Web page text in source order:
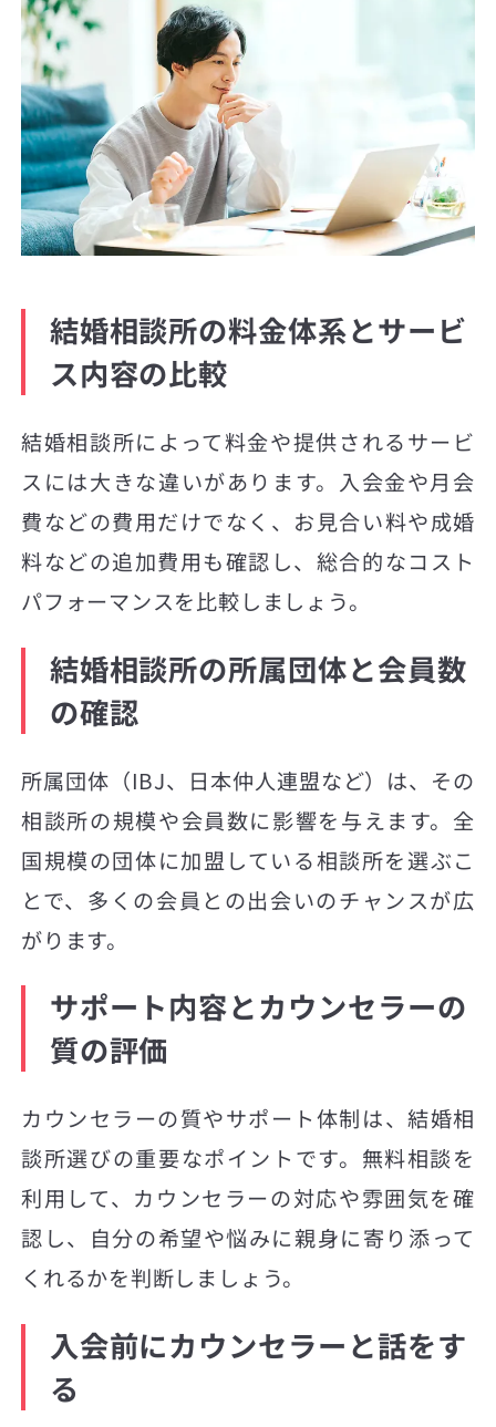
結婚相談所の料金体系とサービ
ス内容の比較
結婚相談所によって料金や提供されるサービ
スには大きな違いがあります。入会金や月会
費などの費用だけでなく、お見合い料や成婚
料などの追加費用も確認し、総合的なコスト
パフォーマンスを比較しましょう。
結婚相談所の所属団体と会員数
の確認
所属団体（IBJ、日本仲人連盟など）は、その
相談所の規模や会員数に影響を与えます。全
国規模の団体に加盟している相談所を選ぶこ
とで、多くの会員との出会いのチャンスが広
がります。
サポート内容とカウンセラーの
質の評価
カウンセラーの質やサポート体制は、結婚相
談所選びの重要なポイントです。無料相談を
利用して、カウンセラーの対応や雰囲気を確
認し、自分の希望や悩みに親身に寄り添って
くれるかを判断しましょう。
入会前にカウンセラーと話をす
る